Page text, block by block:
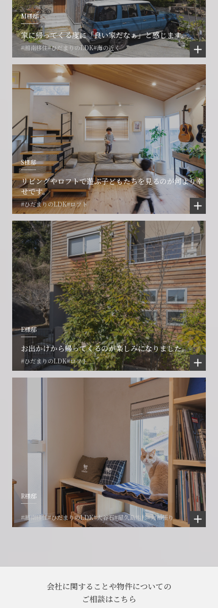
M様邸
家に帰ってくる度に「良い家だなぁ」と感じます。
#湘南移住#ひだまりのLDK#海の近く
S様邸
リビングやロフトで遊ぶ子どもたちを見るのが何より幸
せです。
#ひだまりのLDK#ロフト
E様邸
お出かけから帰ってくるのが楽しみになりました。
#ひだまりのLDK#ロフト
R様邸
#湘南移住#ひだまりのLDK#大谷石#屋久島地杉#大和張り
会社に関することや物件についての
ご相談はこちら